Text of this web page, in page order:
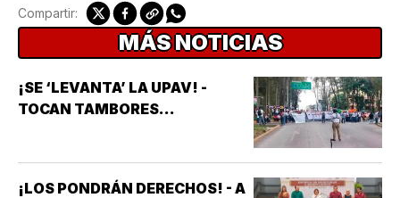
Compartir:
MÁS NOTICIAS
¡SE ‘LEVANTA’ LA UPAV! -
TOCAN TAMBORES...
¡LOS PONDRÁN DERECHOS! - A